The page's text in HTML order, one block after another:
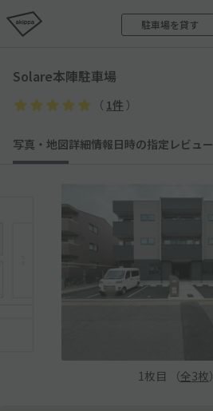
駐車場を貸す
Solare本陣駐車場
（ 1件 ）
写真・地図詳細情報日時の指定 レビュー
1 枚目 （全3枚）